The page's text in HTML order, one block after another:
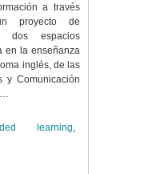
a través
proyecto de
dos espacios
en la enseñanza
inglés, de las
y Comunicación
learning,